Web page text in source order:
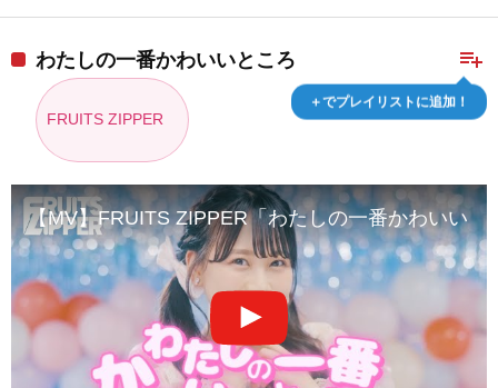
playlist_add
＋でプレイリストに追加！
わたしの一番かわいいところ
FRUITS ZIPPER
【MV】FRUITS ZIPPER「わたしの一番かわいいと